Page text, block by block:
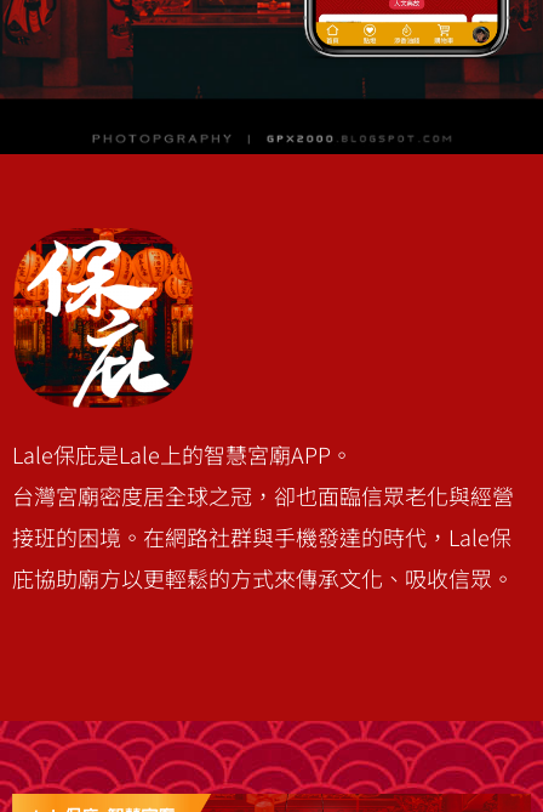
保庇 智
慧宮廟
宮廟數位經營，文化宣揚與
開源一次到位。
Lale保庇是Lale上的智慧宮廟APP。
台灣宮廟密度居全球之冠，卻也面臨信眾老化與經營
接班的困境。在網路社群與手機發達的時代，Lale保
庇協助廟方以更輕鬆的方式來傳承文化、吸收信眾。